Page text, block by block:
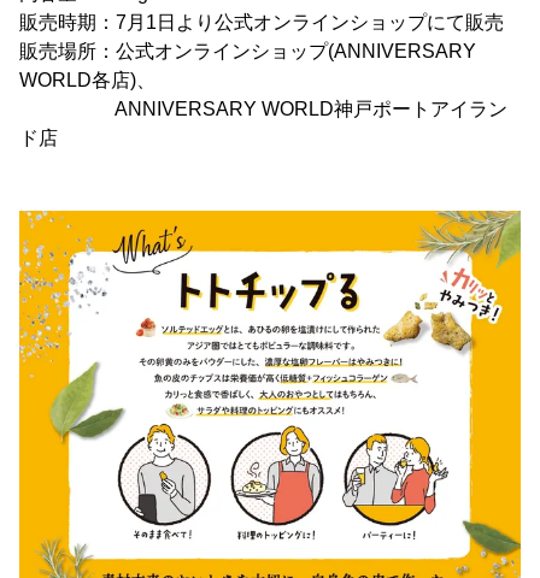
販売時期：7月1日より公式オンラインショップにて販売
販売場所：公式オンラインショップ(ANNIVERSARY
WORLD各店)、
ANNIVERSARY WORLD神戸ポートアイラン
ド店